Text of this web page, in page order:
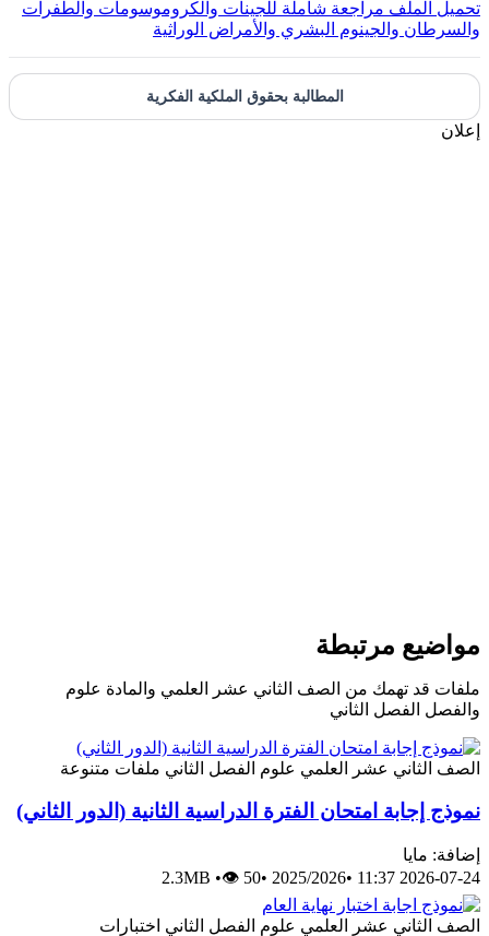
تحميل الملف مراجعة شاملة للجينات والكروموسومات والطفرات
والسرطان والجينوم البشري والأمراض الوراثية
المطالبة بحقوق الملكية الفكرية
إعلان
مواضيع مرتبطة
ملفات قد تهمك من الصف الثاني عشر العلمي والمادة علوم
والفصل الفصل الثاني
الصف الثاني عشر العلمي علوم الفصل الثاني ملفات متنوعة
نموذج إجابة امتحان الفترة الدراسية الثانية (الدور الثاني)
إضافة: مايا
2026-07-24 11:37
•
2025/2026
•
2.3MB •👁 50
الصف الثاني عشر العلمي علوم الفصل الثاني اختبارات